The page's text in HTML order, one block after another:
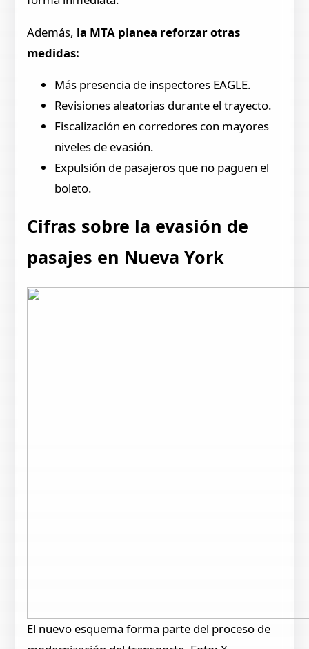
Además, la MTA planea reforzar otras
medidas:
Más presencia de inspectores EAGLE.
Revisiones aleatorias durante el trayecto.
Fiscalización en corredores con mayores
niveles de evasión.
Expulsión de pasajeros que no paguen el
boleto.
Cifras sobre la evasión de
pasajes en Nueva York
El nuevo esquema forma parte del proceso de